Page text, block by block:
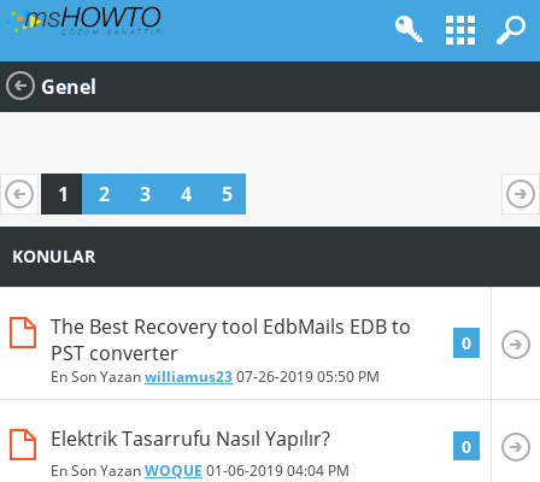
Genel
1 2 3 4 5
KONULAR
The Best Recovery tool EdbMails EDB to
PST converter
En Son Yazanwilliamus2307-26-201905:50 PM
0
Elektrik Tasarrufu Nasıl Yapılır?
En Son YazanWOQUE 01-06-201904:04 PM
0